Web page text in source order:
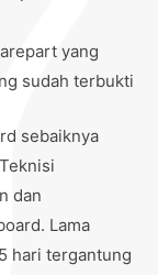
yang
sudah terbukti
sebaiknya
dan
Lama
hari tergantung